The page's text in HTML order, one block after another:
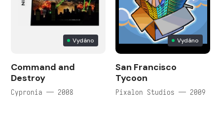
Vydáno
Command and
Destroy
Cypronia — 2008
Vydáno
San Francisco
Tycoon
Pixalon Studios — 2009